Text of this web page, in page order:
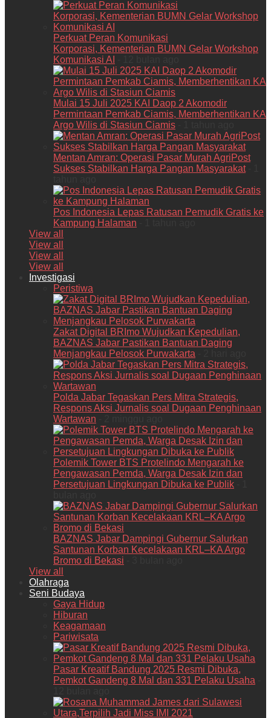
Perkuat Peran Komunikasi
Korporasi, Kementerian BUMN Gelar Workshop
Komunikasi AI
Mulai 15 Juli 2025 KAI Daop 2 Akomodir
Permintaan Pemkab Ciamis, Memberhentikan KA
Argo Wilis di Stasiun Ciamis
Mentan Amran: Operasi Pasar Murah AgriPost
Sukses Stabilkan Harga Pangan Masyarakat- 1
Pos Indonesia Lepas Ratusan Pemudik Gratis ke
Kampung Halaman
View all
View all
View all
View all
Investigasi
Peristiwa
Zakat Digital BRImo Wujudkan Kepedulian,
BAZNAS Jabar Pastikan Bantuan Daging
Menjangkau Pelosok Purwakarta
Polda Jabar Tegaskan Pers Mitra Strategis,
Respons Aksi Jurnalis soal Dugaan Penghinaan
Wartawan
Polemik Tower BTS Protelindo Mengarah ke
Pengawasan Pemda, Warga Desak Izin dan
Persetujuan Lingkungan Dibuka ke Publik
BAZNAS Jabar Dampingi Gubernur Salurkan
Santunan Korban Kecelakaan KRL–KA Argo
Bromo di Bekasi
View all
Olahraga
Seni Budaya
Gaya Hidup
Hiburan
Keagamaan
Pariwisata
Pasar Kreatif Bandung 2025 Resmi Dibuka,
Pemkot Gandeng 8 Mal dan 331 Pelaku Usaha